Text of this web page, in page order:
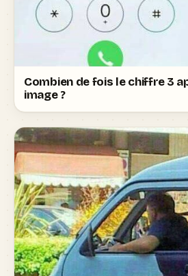
Combien de fois le chiffre 3
image ?